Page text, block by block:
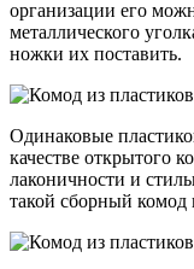
организации его
металлического
ножки их поставить.
Одинаковые
качестве открытого
лаконичности и
такой сборный комод